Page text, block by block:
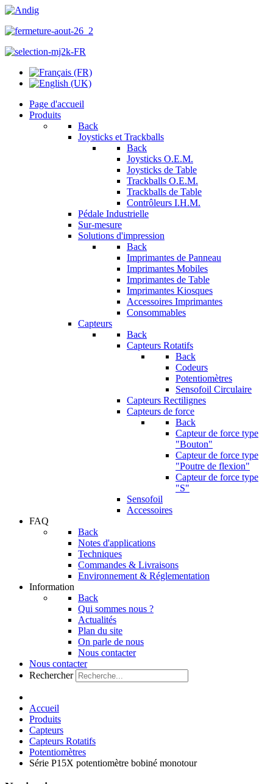
Page d'accueil
Produits
Back
Joysticks et Trackballs
Back
Joysticks O.E.M.
Joysticks de Table
Trackballs O.E.M.
Trackballs de Table
Contrôleurs I.H.M.
Pédale Industrielle
Sur-mesure
Solutions d'impression
Back
Imprimantes de Panneau
Imprimantes Mobiles
Imprimantes de Table
Imprimantes Kiosques
Accessoires Imprimantes
Consommables
Capteurs
Back
Capteurs Rotatifs
Back
Codeurs
Potentiomètres
Sensofoil Circulaire
Capteurs Rectilignes
Capteurs de force
Back
Capteur de force type
"Bouton"
Capteur de force type
"Poutre de flexion"
Capteur de force type
"S"
Sensofoil
Accessoires
FAQ
Back
Notes d'applications
Techniques
Commandes & Livraisons
Environnement & Réglementation
Information
Back
Qui sommes nous ?
Actualités
Plan du site
On parle de nous
Nous contacter
Nous contacter
Rechercher
Accueil
Produits
Capteurs
Capteurs Rotatifs
Potentiomètres
Série P15X potentiomètre bobiné monotour